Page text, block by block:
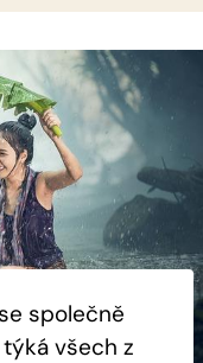
společně
všech z